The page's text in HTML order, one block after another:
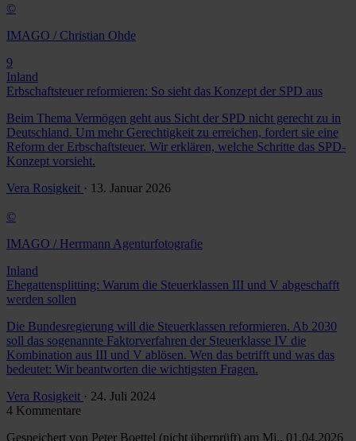
©
IMAGO / Christian Ohde
9
Inland
Erbschaftsteuer reformieren: So sieht das Konzept der SPD aus
Beim Thema Vermögen geht aus Sicht der SPD nicht gerecht zu in
Deutschland. Um mehr Gerechtigkeit zu erreichen, fordert sie eine
Reform der Erbschaftsteuer. Wir erklären, welche Schritte das SPD-
Konzept vorsieht.
Vera Rosigkeit · 13. Januar 2026
©
IMAGO / Herrmann Agenturfotografie
Inland
Ehegattensplitting: Warum die Steuerklassen III und V abgeschafft
werden sollen
Die Bundesregierung will die Steuerklassen reformieren. Ab 2030
soll das sogenannte Faktorverfahren der Steuerklasse IV die
Kombination aus III und V ablösen. Wen das betrifft und was das
bedeutet: Wir beantworten die wichtigsten Fragen.
Vera Rosigkeit · 24. Juli 2024
4 Kommentare
Gespeichert von Peter Boettel (nicht überprüft) am Mi., 01.04.2026